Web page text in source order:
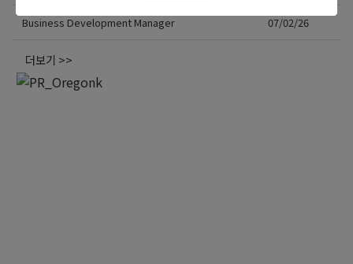
Business Development Manager 07/02/26
더보기 >>